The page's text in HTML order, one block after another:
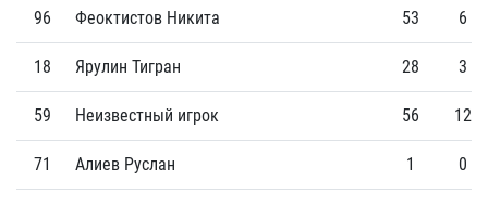
96 Феоктистов Никита 53 6
18 Ярулин Тигран 28 3
59 Неизвестный игрок 56 12
71 Алиев Руслан 1 0